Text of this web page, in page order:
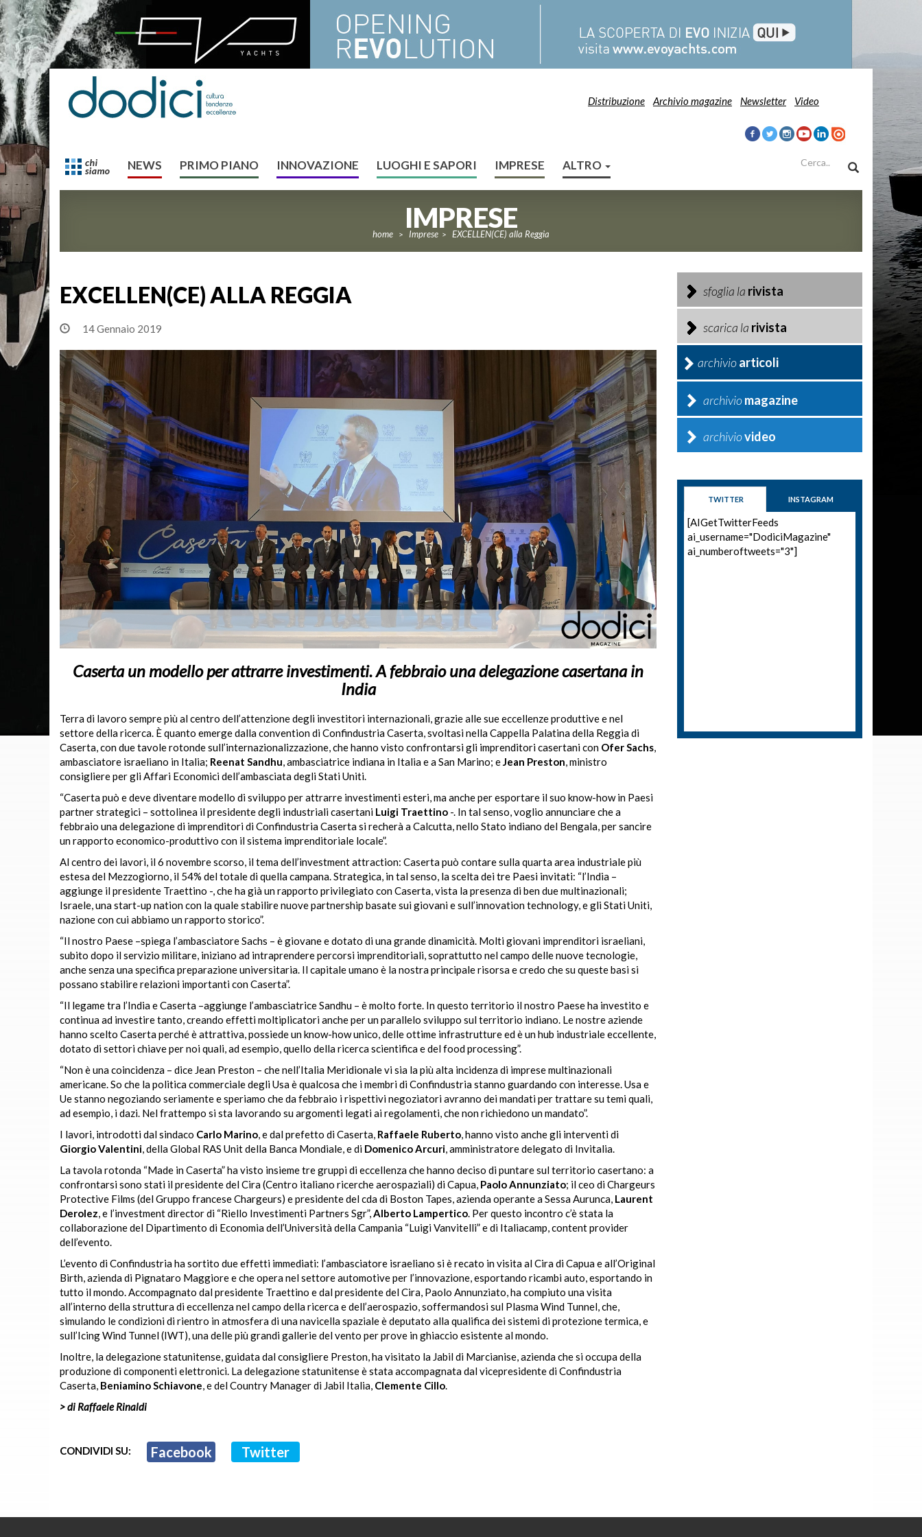
Distribuzione Archivio magazine Newsletter Video
NEWS PRIMO PIANO INNOVAZIONE LUOGHI E SAPORI IMPRESE ALTRO
IMPRESE
home > Imprese > EXCELLEN(CE) alla Reggia
EXCELLEN(CE) ALLA REGGIA
14 Gennaio 2019
Caserta un modello per attrarre investimenti. A febbraio una delegazione casertana in
India
Terra di lavoro sempre più al centro dell’attenzione degli investitori internazionali, grazie alle sue eccellenze produttive e nel
settore della ricerca. È quanto emerge dalla convention di Confindustria Caserta, svoltasi nella Cappella Palatina della Reggia di
Caserta, con due tavole rotonde sull’internazionalizzazione, che hanno visto confrontarsi gli imprenditori casertani con Ofer Sachs,
ambasciatore israeliano in Italia; Reenat Sandhu, ambasciatrice indiana in Italia e a San Marino; eJean Preston, ministro
consigliere per gli Affari Economici dell’ambasciata degli Stati Uniti.
“Caserta può e deve diventare modello di sviluppo per attrarre investimenti esteri, ma anche per esportare il suo know-how in Paesi
partner strategici – sottolinea il presidente degli industriali casertani Luigi Traettino -. In tal senso, voglio annunciare che a
febbraio una delegazione di imprenditori di Confindustria Caserta si recherà a Calcutta, nello Stato indiano del Bengala, per sancire
un rapporto economico-produttivo con il sistema imprenditoriale locale”.
Al centro dei lavori, il 6 novembre scorso, il tema dell’investment attraction: Caserta può contare sulla quarta area industriale più
estesa del Mezzogiorno, il 54% del totale di quella campana. Strategica, in tal senso, la scelta dei tre Paesi invitati: “l’India –
aggiunge il presidente Traettino -, che ha già un rapporto privilegiato con Caserta, vista la presenza di ben due multinazionali;
Israele, una start-up nation con la quale stabilire nuove partnership basate sui giovani e sull’innovation technology, e gli Stati Uniti,
nazione con cui abbiamo un rapporto storico”.
“Il nostro Paese –spiega l’ambasciatore Sachs – è giovane e dotato di una grande dinamicità. Molti giovani imprenditori israeliani,
subito dopo il servizio militare, iniziano ad intraprendere percorsi imprenditoriali, soprattutto nel campo delle nuove tecnologie,
anche senza una specifica preparazione universitaria. Il capitale umano è la nostra principale risorsa e credo che su queste basi si
possano stabilire relazioni importanti con Caserta”.
“Il legame tra l’India e Caserta –aggiunge l’ambasciatrice Sandhu – è molto forte. In questo territorio il nostro Paese ha investito e
continua ad investire tanto, creando effetti moltiplicatori anche per un parallelo sviluppo sul territorio indiano. Le nostre aziende
hanno scelto Caserta perché è attrattiva, possiede un know-how unico, delle ottime infrastrutture ed è un hub industriale eccellente,
dotato di settori chiave per noi quali, ad esempio, quello della ricerca scientifica e del food processing”.
“Non è una coincidenza – dice Jean Preston – che nell’Italia Meridionale vi sia la più alta incidenza di imprese multinazionali
americane. So che la politica commerciale degli Usa è qualcosa che i membri di Confindustria stanno guardando con interesse. Usa e
Ue stanno negoziando seriamente e speriamo che da febbraio i rispettivi negoziatori avranno dei mandati per trattare su temi quali,
ad esempio, i dazi. Nel frattempo si sta lavorando su argomenti legati ai regolamenti, che non richiedono un mandato”.
I lavori, introdotti dal sindaco Carlo Marino, e dal prefetto di Caserta, Raffaele Ruberto, hanno visto anche gli interventi di
Giorgio Valentini, della Global RAS Unit della Banca Mondiale, e di Domenico Arcuri, amministratore delegato di Invitalia.
La tavola rotonda “Made in Caserta” ha visto insieme tre gruppi di eccellenza che hanno deciso di puntare sul territorio casertano: a
confrontarsi sono stati il presidente del Cira (Centro italiano ricerche aerospaziali) di Capua, Paolo Annunziato; il ceo di Chargeurs
Protective Films (del Gruppo francese Chargeurs) e presidente del cda di Boston Tapes, azienda operante a Sessa Aurunca, Laurent
Derolez, e l’investment director di “Riello Investimenti Partners Sgr”,Alberto Lampertico. Per questo incontro c’è stata la
collaborazione del Dipartimento di Economia dell’Università della Campania “Luigi Vanvitelli” e di Italiacamp, content provider
dell’evento.
L’evento di Confindustria ha sortito due effetti immediati: l’ambasciatore israeliano si è recato in visita al Cira di Capua e all’Original
Birth, azienda di Pignataro Maggiore e che opera nel settore automotive per l’innovazione, esportando ricambi auto, esportando in
tutto il mondo. Accompagnato dal presidente Traettino e dal presidente del Cira, Paolo Annunziato, ha compiuto una visita
all’interno della struttura di eccellenza nel campo della ricerca e dell’aerospazio, soffermandosi sul Plasma Wind Tunnel, che,
simulando le condizioni di rientro in atmosfera di una navicella spaziale è deputato alla qualifica dei sistemi di protezione termica, e
sull’Icing Wind Tunnel (IWT), una delle più grandi gallerie del vento per prove in ghiaccio esistente al mondo.
Inoltre, la delegazione statunitense, guidata dal consigliere Preston, ha visitato la Jabil di Marcianise, azienda che si occupa della
produzione di componenti elettronici. La delegazione statunitense è stata accompagnata dal vicepresidente di Confindustria
Caserta, Beniamino Schiavone, e del Country Manager di Jabil Italia, Clemente Cillo.
> di Raffaele Rinaldi
CONDIVIDI SU: Facebook Twitter
sfoglia la rivista
scarica la rivista
archivioarticoli
archiviomagazine
archiviovideo
TWITTER INSTAGRAM
[AIGetTwitterFeeds
ai_username="DodiciMagazine"
ai_numberoftweets="3"]